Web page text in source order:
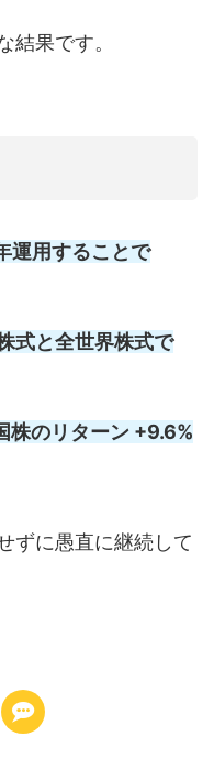
結果です。
運用することで
式と全世界株式で
株のリターン +9.6%
ずに愚直に継続して